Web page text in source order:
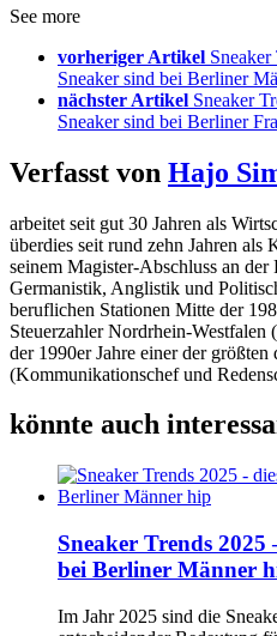
See more
vorheriger Artikel
Sneaker sind bei Berliner
nächster Artikel Sneaker
Sneaker sind bei Berliner
Verfasst von Hajo
arbeitet seit gut 30 Jahren als
überdies seit rund zehn Jahren als
seinem Magister-Abschluss an
Germanistik, Anglistik und
beruflichen Stationen Mitte der
Steuerzahler Nordrhein-Westfalen
der 1990er Jahre einer der
(Kommunikationschef und
könnte auch
Sneaker Trends 2025
bei Berliner Männer
Im Jahr 2025 sind die